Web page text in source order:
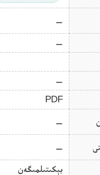
—
—
—
PDF
—
—
بېكىتىلمىگەن